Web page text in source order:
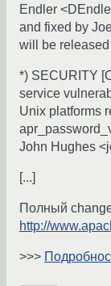
Endler
and fixed by
will be
*) SECURITY
service
Unix platforms
John Hughes
[...]
Полный
http://
>>>